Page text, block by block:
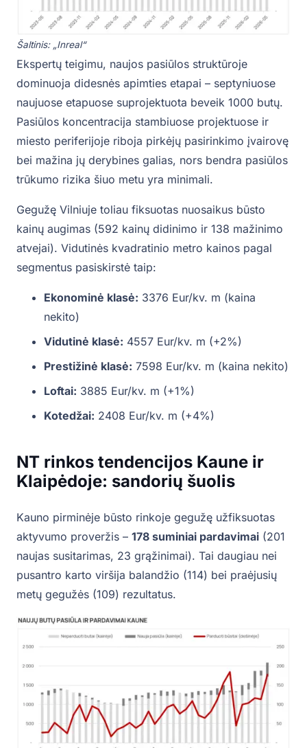
Šaltinis: „Inreal“
Ekspertų teigimu, naujos pasiūlos struktūroje
dominuoja didesnės apimties etapai – septyniuose
naujuose etapuose suprojektuota beveik 1000 butų.
Pasiūlos koncentracija stambiuose projektuose ir
miesto periferijoje riboja pirkėjų pasirinkimo įvairovę
bei mažina jų derybines galias, nors bendra pasiūlos
trūkumo rizika šiuo metu yra minimali.
Gegužę Vilniuje toliau fiksuotas nuosaikus būsto
kainų augimas (592 kainų didinimo ir 138 mažinimo
atvejai). Vidutinės kvadratinio metro kainos pagal
segmentus pasiskirstė taip:
Ekonominė klasė: 3376 Eur/kv. m (kaina
nekito)
Vidutinė klasė: 4557 Eur/kv. m (+2%)
Prestižinė klasė: 7598 Eur/kv. m (kaina nekito)
Loftai: 3885 Eur/kv. m (+1%)
Kotedžai: 2408 Eur/kv. m (+4%)
NT rinkos tendencijos Kaune ir
Klaipėdoje: sandorių šuolis
Kauno pirminėje būsto rinkoje gegužę užfiksuotas
aktyvumo proveržis – 178 suminiai pardavimai (201
naujas susitarimas, 23 grąžinimai). Tai daugiau nei
pusantro karto viršija balandžio (114) bei praėjusių
metų gegužės (109) rezultatus.